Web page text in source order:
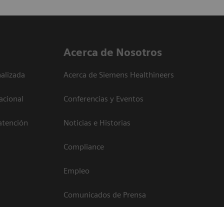
Acerca de Nosotros
Acerca de Siemens Healthineers
Conferencias y Eventos
Noticias e Historias
Compliance
Empleo
Comunicados de Prensa